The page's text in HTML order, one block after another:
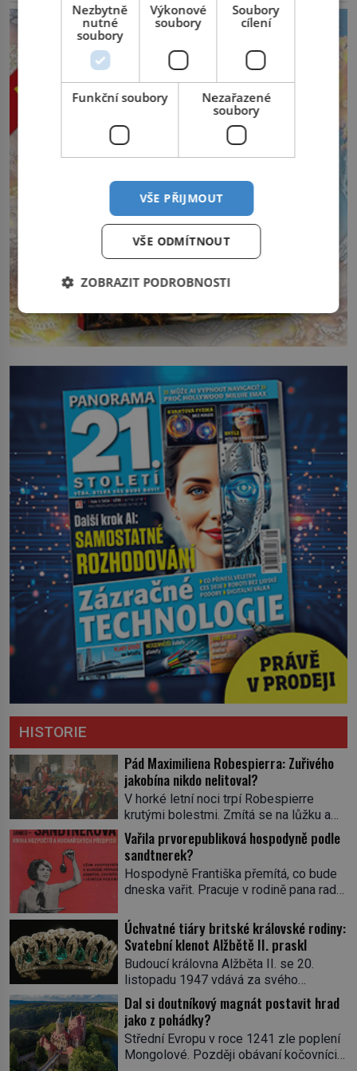
HISTORIE
Pád Maximiliena Robespierra: Zuřivého
jakobína nikdo nelitoval?
V horké letní noci trpí Robespierre
krutými bolestmi. Zmítá se na lůžku a
hlavou mu víří kolotoč myšlenek. Když
se probere z mdlob, vzpomene si na
jednu z pařížských jasnovidek, kterou
před lety navštívil. Prorokovala mu
tragický osud. Tehdy se jí vysmál.
prohlásil o něm jiný významný
francouzský revolucionář, Honoré de
Mirabeau […]
Vařila prvorepubliková hospodyně podle
sandtnerek?
Hospodyně Františka přemítá, co bude
dneska vařit. Pracuje v rodině pana rady
rychle v jedné ze „sandtnerek“.
„Zaplaťpánbůh, že už nemusíme chodit
s lístky,“ povzdechne si směrem ke
služce, kterou má v kuchyni k ruce.
Ještě v prvních letech nové republiky
fungoval kvůli nedostatku zboží
přídělový systém. […]
Úchvatné tiáry britské královské rodiny:
Svatební klenot Alžbětě II. praskl
Budoucí královna Alžběta II. se 20.
listopadu 1947 vdává za svého
vyvoleného Filipa Mountbattena. Aby
měla na obřad ve Westminsteru podle
tradice „něco vypůjčeného“, její matka jí
věnuje jedinečný šperk ze své
soukromé kolekce – diamantovou tiáru
Dal si doutníkový magnát postavit hrad
jako z pohádky?
Střední Evropu v roce 1241 zle poplení
Mongolové. Později obávaní kočovníci
Nezbytně
nutné
soubory
Výkonové
soubory
Soubory
cílení
Funkční soubory
Nezařazené
soubory
VŠE PŘIJMOUT
VŠE ODMÍTNOUT
ZOBRAZIT PODROBNOSTI